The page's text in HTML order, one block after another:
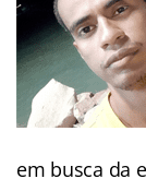
em busca da